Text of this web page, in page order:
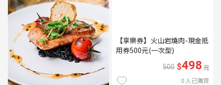
【享樂券】火山岩燒肉-現金抵
用券500元(一次型)
500 $498元
0 人已購買